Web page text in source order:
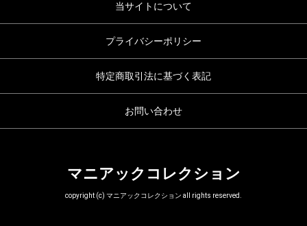
当サイトについて
プライバシーポリシー
特定商取引法に基づく表記
お問い合わせ
マニアックコレクション
copyright (c) マニアックコレクション all rights reserved.